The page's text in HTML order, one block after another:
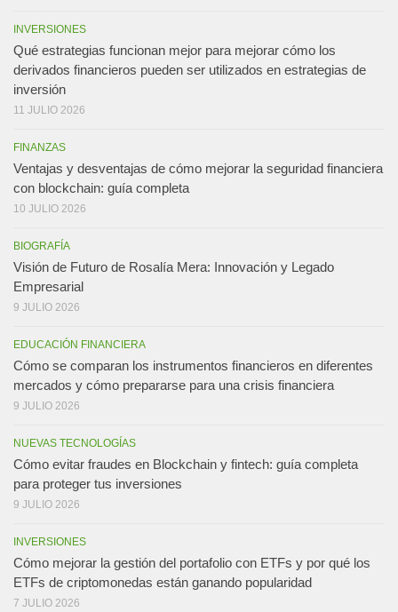
INVERSIONES
Qué estrategias funcionan mejor para mejorar cómo los
derivados financieros pueden ser utilizados en estrategias de
inversión
11 JULIO 2026
FINANZAS
Ventajas y desventajas de cómo mejorar la seguridad financiera
con blockchain: guía completa
10 JULIO 2026
BIOGRAFÍA
Visión de Futuro de Rosalía Mera: Innovación y Legado
Empresarial
9 JULIO 2026
EDUCACIÓN FINANCIERA
Cómo se comparan los instrumentos financieros en diferentes
mercados y cómo prepararse para una crisis financiera
9 JULIO 2026
NUEVAS TECNOLOGÍAS
Cómo evitar fraudes en Blockchain y fintech: guía completa
para proteger tus inversiones
9 JULIO 2026
INVERSIONES
Cómo mejorar la gestión del portafolio con ETFs y por qué los
ETFs de criptomonedas están ganando popularidad
7 JULIO 2026